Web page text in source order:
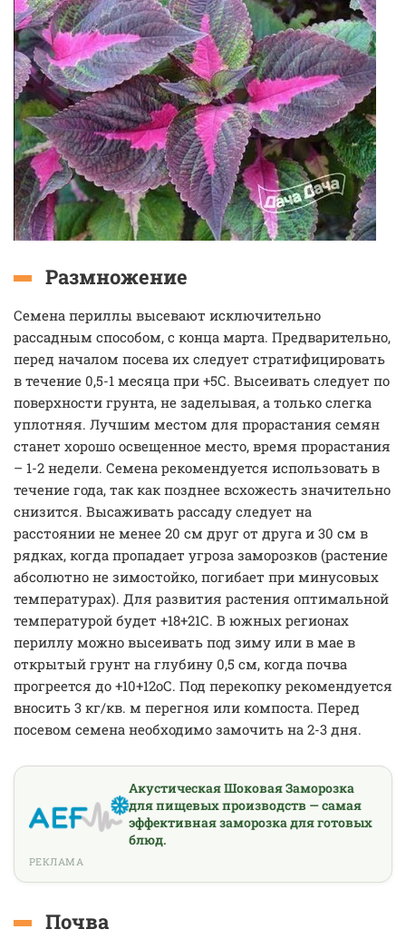
Размножение
Семена периллы высевают исключительно
рассадным способом, с конца марта. Предварительно,
перед началом посева их следует стратифицировать
в течение 0,5-1 месяца при +5С. Высеивать следует по
поверхности грунта, не заделывая, а только слегка
уплотняя. Лучшим местом для прорастания семян
станет хорошо освещенное место, время прорастания
– 1-2 недели. Семена рекомендуется использовать в
течение года, так как позднее всхожесть значительно
снизится. Высаживать рассаду следует на
расстоянии не менее 20 см друг от друга и 30 см в
рядках, когда пропадает угроза заморозков (растение
абсолютно не зимостойко, погибает при минусовых
температурах). Для развития растения оптимальной
температурой будет +18+21С. В южных регионах
периллу можно высеивать под зиму или в мае в
открытый грунт на глубину 0,5 см, когда почва
прогреется до +10+12оС. Под перекопку рекомендуется
вносить 3 кг/кв. м перегноя или компоста. Перед
посевом семена необходимо замочить на 2-3 дня.
Акустическая Шоковая Заморозка
для пищевых производств — самая
эффективная заморозка для готовых
блюд.
РЕКЛАМА
Почва